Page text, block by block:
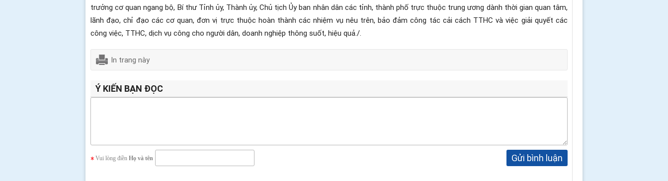
trưởng cơ quan ngang bộ, Bí thư Tỉnh ủy, Thành ủy, Chủ tịch Ủy ban nhân dân các tỉnh, thành phố trực thuộc trung ương dành thời gian quan tâm,
lãnh đạo, chỉ đạo các cơ quan, đơn vị trực thuộc hoàn thành các nhiệm vụ nêu trên, bảo đảm công tác cải cách TTHC và việc giải quyết các
công việc, TTHC, dịch vụ công cho người dân, doanh nghiệp thông suốt, hiệu quả./.
In trang này
Ý KIẾN BẠN ĐỌC
Vui lòng điền Họ và tên Gửi bình luận